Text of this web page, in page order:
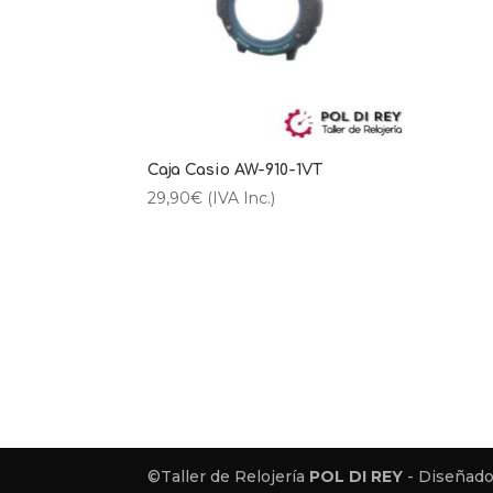
Caja Casio AW-910-1VT
29,90€ (IVA Inc.)
©Taller de Relojería POL DI REY -